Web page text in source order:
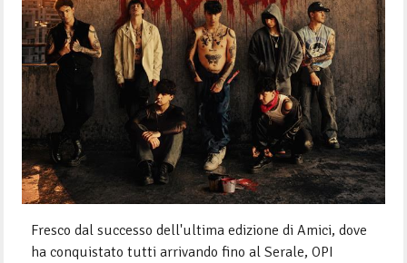
Fresco dal successo dell'ultima edizione di Amici, dove
ha conquistato tutti arrivando fino al Serale, OPI